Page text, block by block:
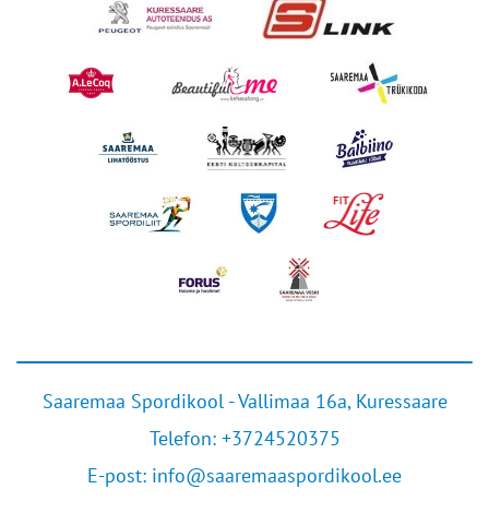
Saaremaa Spordikool - Vallimaa 16a, Kuressaare
Telefon: +3724520375
E-post: info@saaremaaspordikool.ee